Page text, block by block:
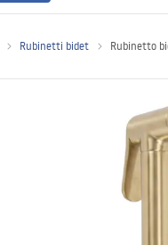
Rubinetti bidet Rubinetto